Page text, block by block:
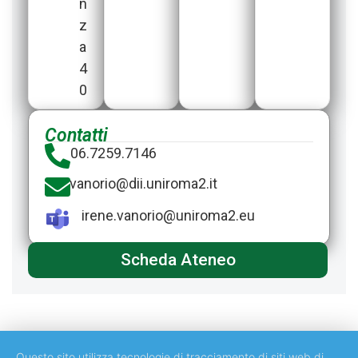
n
z
a
4
0
Contatti
06.7259.7146
vanorio@​dii.uniroma2.it
irene.vanorio@​uniroma2.eu
Scheda Ateneo